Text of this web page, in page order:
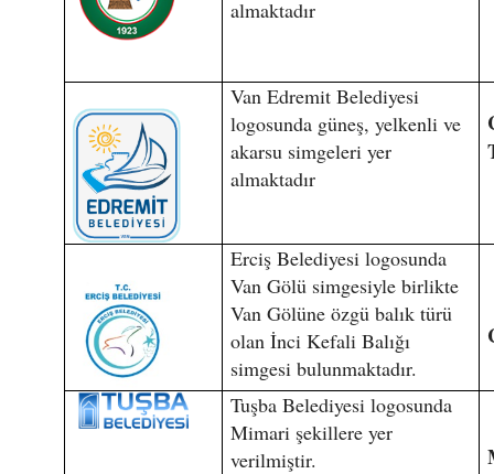
almaktadır
Van Edremit Belediyesi
logosunda güneş, yelkenli ve
akarsu simgeleri yer
almaktadır
Erciş Belediyesi logosunda
Van Gölü simgesiyle birlikte
Van Gölüne özgü balık türü
olan İnci Kefali Balığı
simgesi bulunmaktadır.
Tuşba Belediyesi logosunda
Mimari şekillere yer
verilmiştir.